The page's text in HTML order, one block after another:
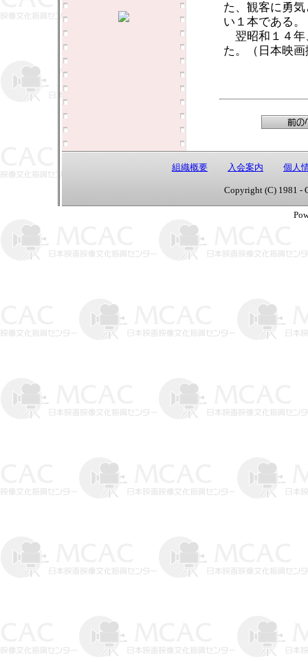
た、観客に勇
い１本である。
翌昭和１４年
た。（日本映
組織概要 入会案内 個人
Copyright (C) 1981 -